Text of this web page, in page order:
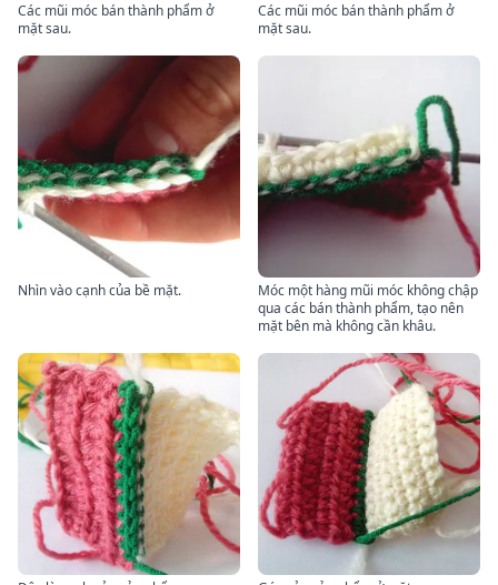
Các mũi móc bán thành phẩm ở
mặt sau.
Các mũi móc bán thành phẩm ở
mặt sau.
Nhìn vào cạnh của bề mặt.
Móc một hàng mũi móc không chập
qua các bán thành phẩm, tạo nên
mặt bên mà không cần khâu.